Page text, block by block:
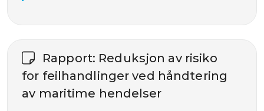
Rapport: Reduksjon av risiko
for feilhandlinger ved håndtering
av maritime hendelser